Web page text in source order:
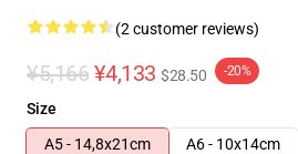
(2 customer reviews)
¥5,166 ¥4,133 $28.50 -20%
Size
A5 - 14,8x21cm
A6 - 10x14cm